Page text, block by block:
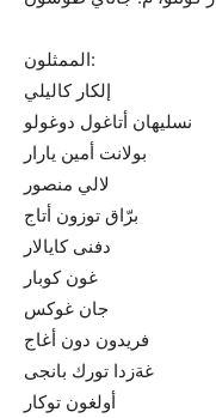
الممثلون:
إلكار كاليلي
نسليهان أتاغول دوغولو
بولانت أمين يارار
لالي منصور
برّاق توزون أتاج
دفنى كايالار
غون كوبار
جان غوكس
فريدون دون أغاج
غةزدا تورك بانجى
أولغون توكار